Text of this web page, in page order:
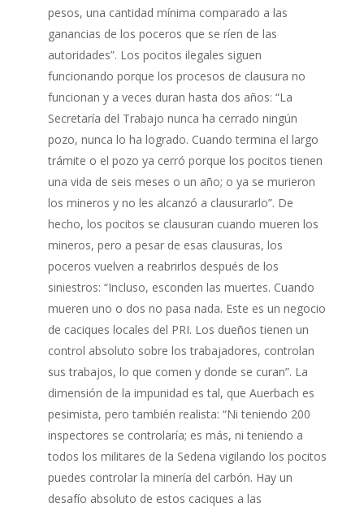
pesos, una cantidad mínima comparado a las
ganancias de los poceros que se ríen de las
autoridades”. Los pocitos ilegales siguen
funcionando porque los procesos de clausura no
funcionan y a veces duran hasta dos años: “La
Secretaría del Trabajo nunca ha cerrado ningún
pozo, nunca lo ha logrado. Cuando termina el largo
trámite o el pozo ya cerró porque los pocitos tienen
una vida de seis meses o un año; o ya se murieron
los mineros y no les alcanzó a clausurarlo”. De
hecho, los pocitos se clausuran cuando mueren los
mineros, pero a pesar de esas clausuras, los
poceros vuelven a reabrirlos después de los
siniestros: “Incluso, esconden las muertes. Cuando
mueren uno o dos no pasa nada. Este es un negocio
de caciques locales del PRI. Los dueños tienen un
control absoluto sobre los trabajadores, controlan
sus trabajos, lo que comen y donde se curan”. La
dimensión de la impunidad es tal, que Auerbach es
pesimista, pero también realista: “Ni teniendo 200
inspectores se controlaría; es más, ni teniendo a
todos los militares de la Sedena vigilando los pocitos
puedes controlar la minería del carbón. Hay un
desafío absoluto de estos caciques a las